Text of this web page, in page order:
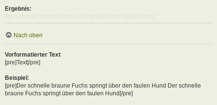
Ergebnis:
Nach oben
Vorformatierter Text
[pre]Text[/pre]
Beispiel:
[pre]Der schnelle braune Fuchs springt über den faulen Hund Der schnelle
braune Fuchs springt über den faulen Hund[/pre]